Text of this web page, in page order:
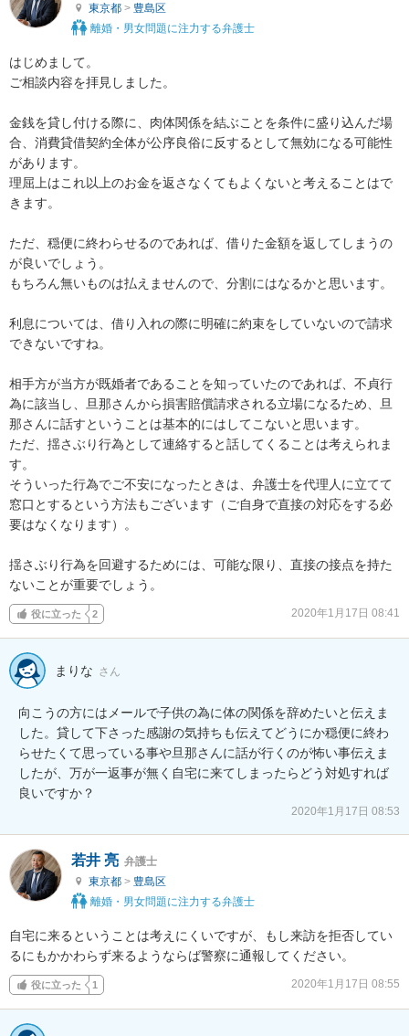
東京都 > 豊島区
離婚・男女問題に注力する弁護士
はじめまして。
ご相談内容を拝見しました。
金銭を貸し付ける際に、肉体関係を結ぶことを条件に盛り込んだ場
合、消費貸借契約全体が公序良俗に反するとして無効になる可能性
があります。
理屈上はこれ以上のお金を返さなくてもよくないと考えることはで
きます。
ただ、穏便に終わらせるのであれば、借りた金額を返してしまうの
が良いでしょう。
もちろん無いものは払えませんので、分割にはなるかと思います。
利息については、借り入れの際に明確に約束をしていないので請求
できないですね。
相手方が当方が既婚者であることを知っていたのであれば、不貞行
為に該当し、旦那さんから損害賠償請求される立場になるため、旦
那さんに話すということは基本的にはしてこないと思います。
ただ、揺さぶり行為として連絡すると話してくることは考えられま
す。
そういった行為でご不安になったときは、弁護士を代理人に立てて
窓口とするという方法もございます（ご自身で直接の対応をする必
要はなくなります）。
揺さぶり行為を回避するためには、可能な限り、直接の接点を持た
ないことが重要でしょう。
役に立った 2 2020年1月17日 08:41
まりな さん
向こうの方にはメールで子供の為に体の関係を辞めたいと伝えま
した。貸して下さった感謝の気持ちも伝えてどうにか穏便に終わ
らせたくて思っている事や旦那さんに話が行くのが怖い事伝えま
したが、万が一返事が無く自宅に来てしまったらどう対処すれば
良いですか？
2020年1月17日 08:53
若井 亮 弁護士
東京都 > 豊島区
離婚・男女問題に注力する弁護士
自宅に来るということは考えにくいですが、もし来訪を拒否してい
るにもかかわらず来るようならば警察に通報してください。
役に立った 1 2020年1月17日 08:55